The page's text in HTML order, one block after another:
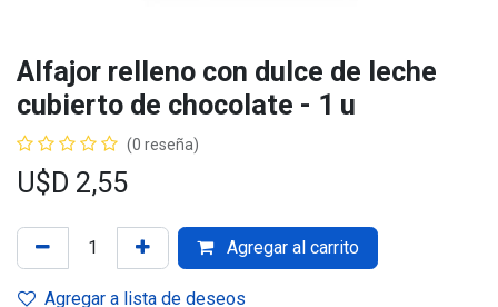
Alfajor relleno con dulce de leche
cubierto de chocolate - 1 u
(0 reseña)
U$D 2,55
Agregar al carrito
Agregar a lista de deseos